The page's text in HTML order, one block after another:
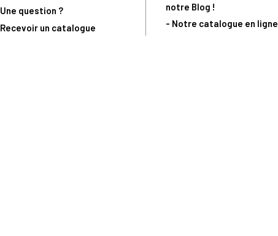
Une question ?
Recevoir un catalogue
notre Blog !
- Notre catalogue en ligne